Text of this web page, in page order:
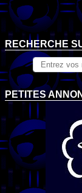
RECHERCHE
PETITES